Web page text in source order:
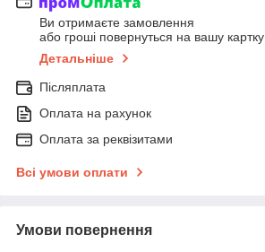
Ви отримаєте замовлення
або гроші повернуться на вашу картку
Детальніше
Післяплата
Оплата на рахунок
Оплата за реквізитами
Всі умови оплати
Умови повернення